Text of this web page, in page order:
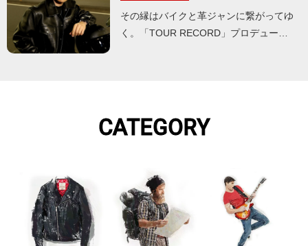
その縁はバイクと革ジャンに繋がってゆ
く。「TOUR RECORD」プロデュー…
CATEGORY